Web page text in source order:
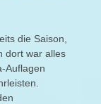
die Saison,
dort war alles
Auflagen